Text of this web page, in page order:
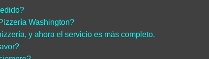
Washington?
y ahora el servicio es más completo.